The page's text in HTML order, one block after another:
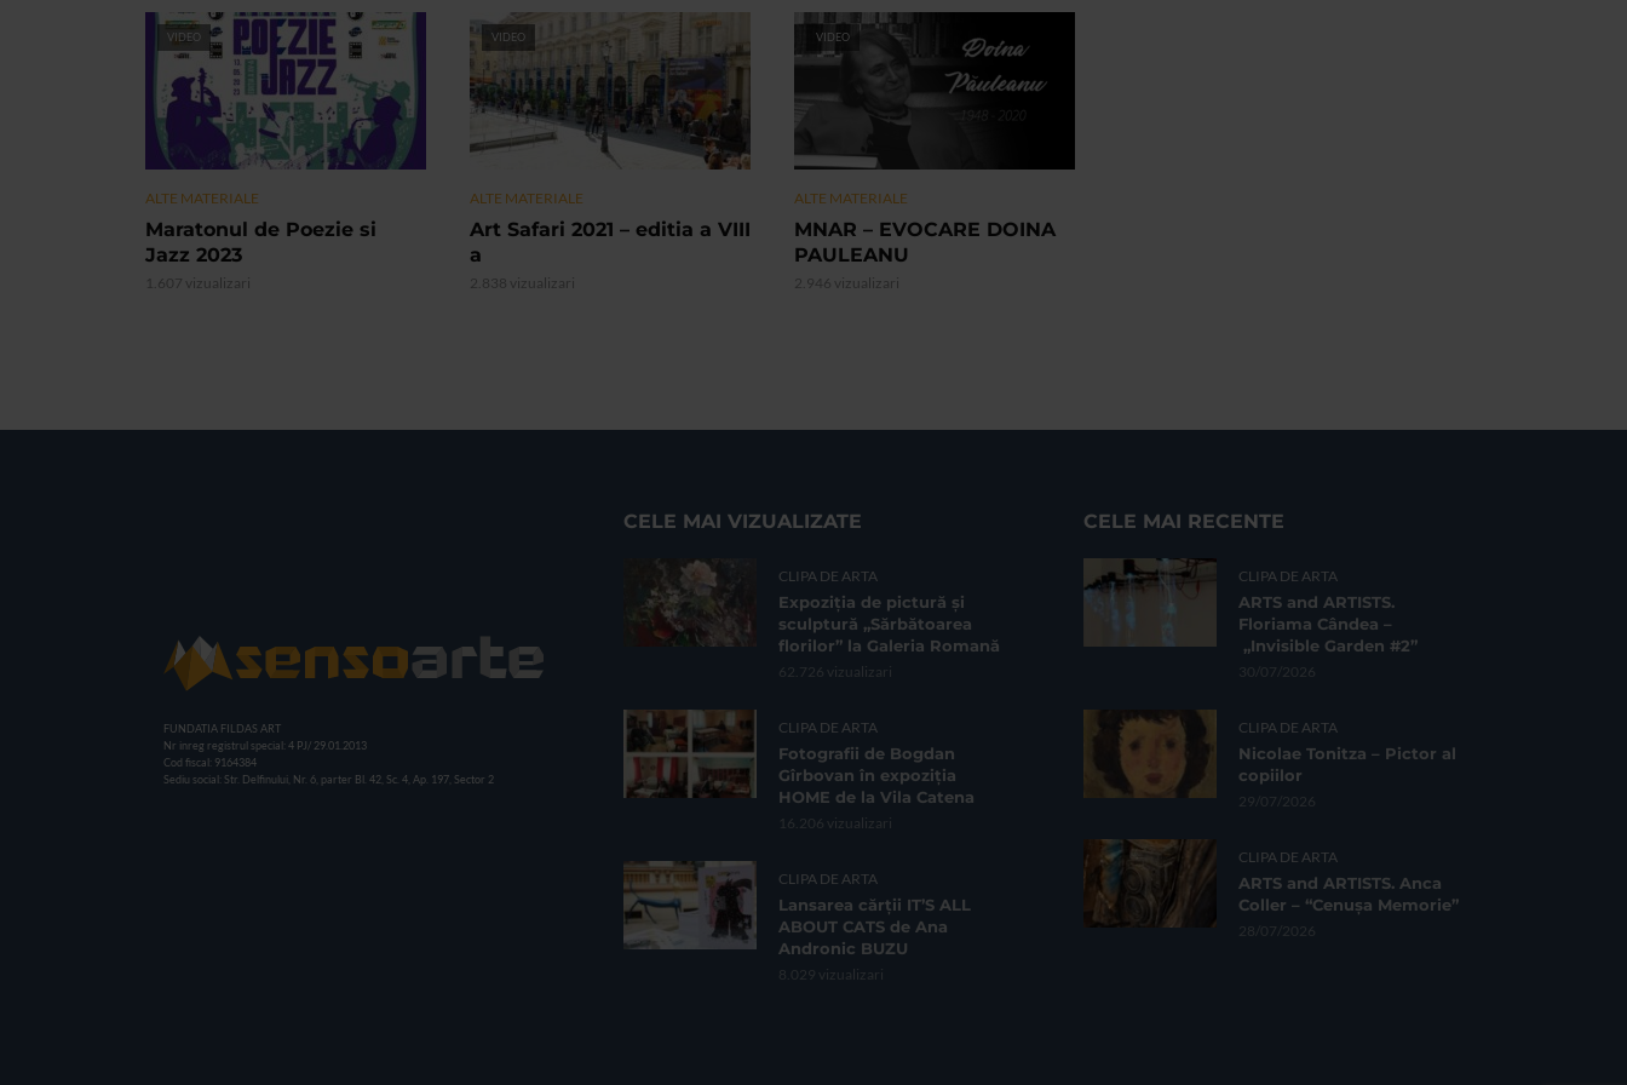
VIDEO
ALTE MATERIALE
Maratonul de Poezie si
Jazz 2023
1.607 vizualizari
VIDEO
ALTE MATERIALE
Art Safari 2021 – editia a VIII
a
2.838 vizualizari
VIDEO
ALTE MATERIALE
MNAR – EVOCARE DOINA
PAULEANU
2.946 vizualizari
FUNDATIA FILDAS ART
Nr inreg registrul special: 4 PJ/ 29.01.2013
Cod fiscal: 9164384
Sediu social: Str. Delfinului, Nr. 6, parter Bl. 42, Sc. 4, Ap. 197, Sector 2
CELE MAI VIZUALIZATE
CLIPA DE ARTA
Expoziția de pictură și
sculptură „Sărbătoarea
florilor” la Galeria Romană
62.726 vizualizari
CLIPA DE ARTA
Fotografii de Bogdan
Gîrbovan în expoziția
HOME de la Vila Catena
16.206 vizualizari
CLIPA DE ARTA
Lansarea cărții IT’S ALL
ABOUT CATS de Ana
Andronic BUZU
8.029 vizualizari
CELE MAI RECENTE
CLIPA DE ARTA
ARTS and ARTISTS.
Floriama Cândea –
„Invisible Garden #2”
30/07/2026
CLIPA DE ARTA
Nicolae Tonitza – Pictor al
copiilor
29/07/2026
CLIPA DE ARTA
ARTS and ARTISTS. Anca
Coller – “Cenușa Memorie”
28/07/2026